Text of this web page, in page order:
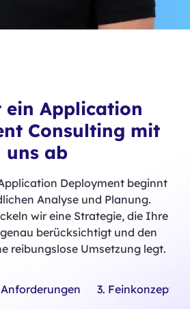
ein Application
Consulting mit
uns ab
Deployment beginnt
Analyse und Planung.
wir eine Strategie, die Ihre
berücksichtigt und den
reibungslose Umsetzung legt.
Anforderungen 3. Feinkonzept